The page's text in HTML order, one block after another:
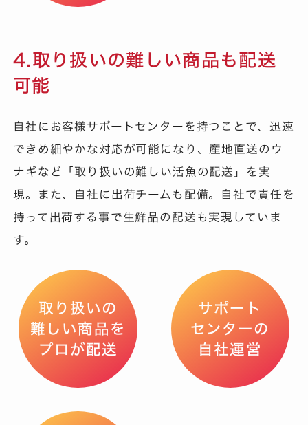
4.取り扱いの難しい商品も配送
可能
自社にお客様サポートセンターを持つことで、迅速
できめ細やかな対応が可能になり、産地直送のウ
ナギなど「取り扱いの難しい活魚の配送」を実
現。また、自社に出荷チームも配備。自社で責任を
持って出荷する事で生鮮品の配送も実現していま
す。
取り扱いの
難しい商品を
プロが配送
サポート
センターの
自社運営